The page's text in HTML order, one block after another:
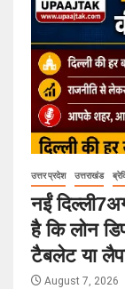
उत्तर प्रदेश उत्तराखंड
नईं
है कि लोन
टैबलेट या
August 7, 2026